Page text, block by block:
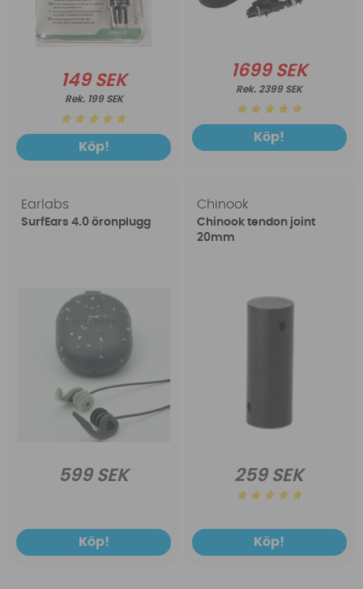
149 SEK
199 SEK
Köp!
1699 SEK
2399 SEK
Köp!
Earlabs
SurfEars 4.0 öronplugg
599 SEK
Köp!
Chinook
Chinook tendon joint
20mm
259 SEK
Köp!